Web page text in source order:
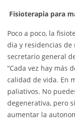
Fisioterapia para
Poco a poco, la
dia y residencias de
secretario general
“Cada vez hay más
calidad de vida. En
paliativos. No
degenerativa, pero
aumentar la